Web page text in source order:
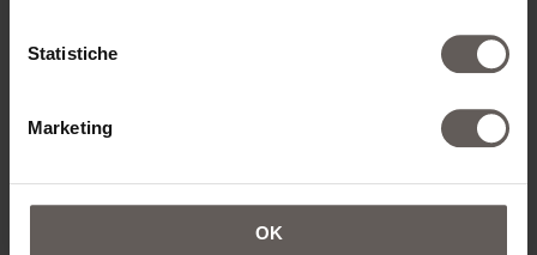
Statistiche
Marketing
OK